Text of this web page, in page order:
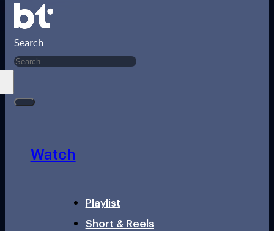
Search
Watch
Playlist
Short & Reels